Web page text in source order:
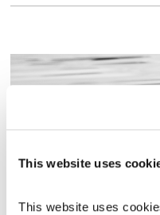
This website uses
This website uses